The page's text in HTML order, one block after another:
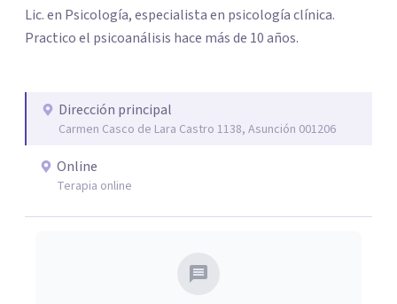
Lic. en Psicología, especialista en psicología clínica.
Practico el psicoanálisis hace más de 10 años.
Dirección principal
Carmen Casco de Lara Castro 1138, Asunción 001206
Online
Terapia online